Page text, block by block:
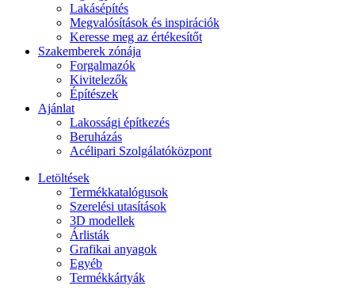
Lakásépítés
Megvalósítások és inspirációk
Keresse meg az értékesítőt
Szakemberek zónája
Forgalmazók
Kivitelezők
Építészek
Ajánlat
Lakossági építkezés
Beruházás
Acélipari Szolgálatóközpont
Letöltések
Termékkatalógusok
Szerelési utasítások
3D modellek
Árlisták
Grafikai anyagok
Egyéb
Termékkártyák